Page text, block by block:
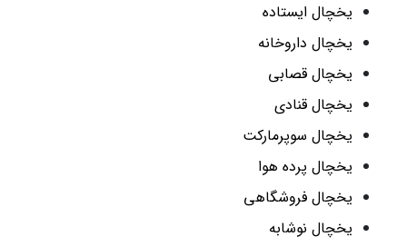
یخچال ایستاده
یخچال داروخانه
یخچال قصابی
یخچال قنادی
یخچال سوپرمارکت
یخچال پرده هوا
یخچال فروشگاهی
یخچال نوشابه